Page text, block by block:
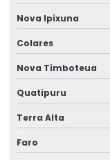
Nova Ipixuna
Colares
Nova Timboteua
Quatipuru
Terra Alta
Faro